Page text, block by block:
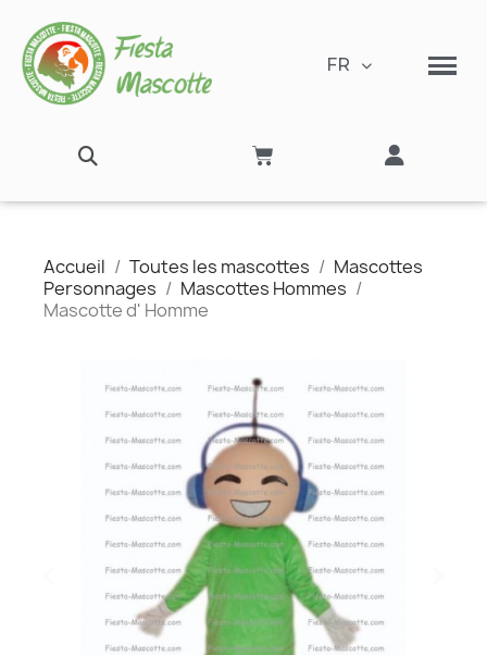
FR
Accueil Toutes les mascottes
Mascottes
Personnages
Mascottes Hommes
Mascotte d' Homme